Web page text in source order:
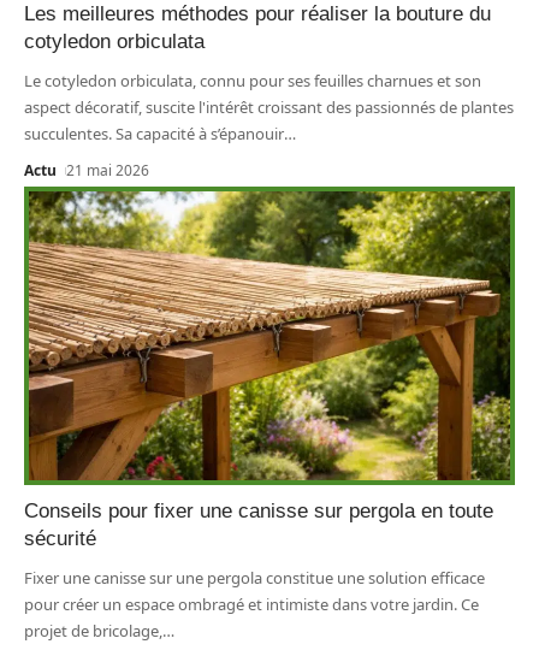
Les meilleures méthodes pour réaliser la bouture du
cotyledon orbiculata
Le cotyledon orbiculata, connu pour ses feuilles charnues et son
aspect décoratif, suscite l'intérêt croissant des passionnés de plantes
succulentes. Sa capacité à s’épanouir…
Actu 21 mai 2026
Conseils pour fixer une canisse sur pergola en toute
sécurité
Fixer une canisse sur une pergola constitue une solution efficace
pour créer un espace ombragé et intimiste dans votre jardin. Ce
projet de bricolage,…